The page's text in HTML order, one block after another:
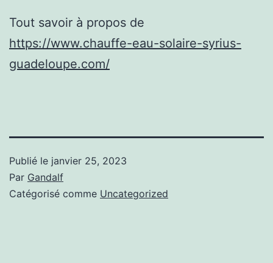
Tout savoir à propos de
https://www.chauffe-eau-solaire-syrius-
guadeloupe.com/
Publié le janvier 25, 2023
Par Gandalf
Catégorisé comme Uncategorized